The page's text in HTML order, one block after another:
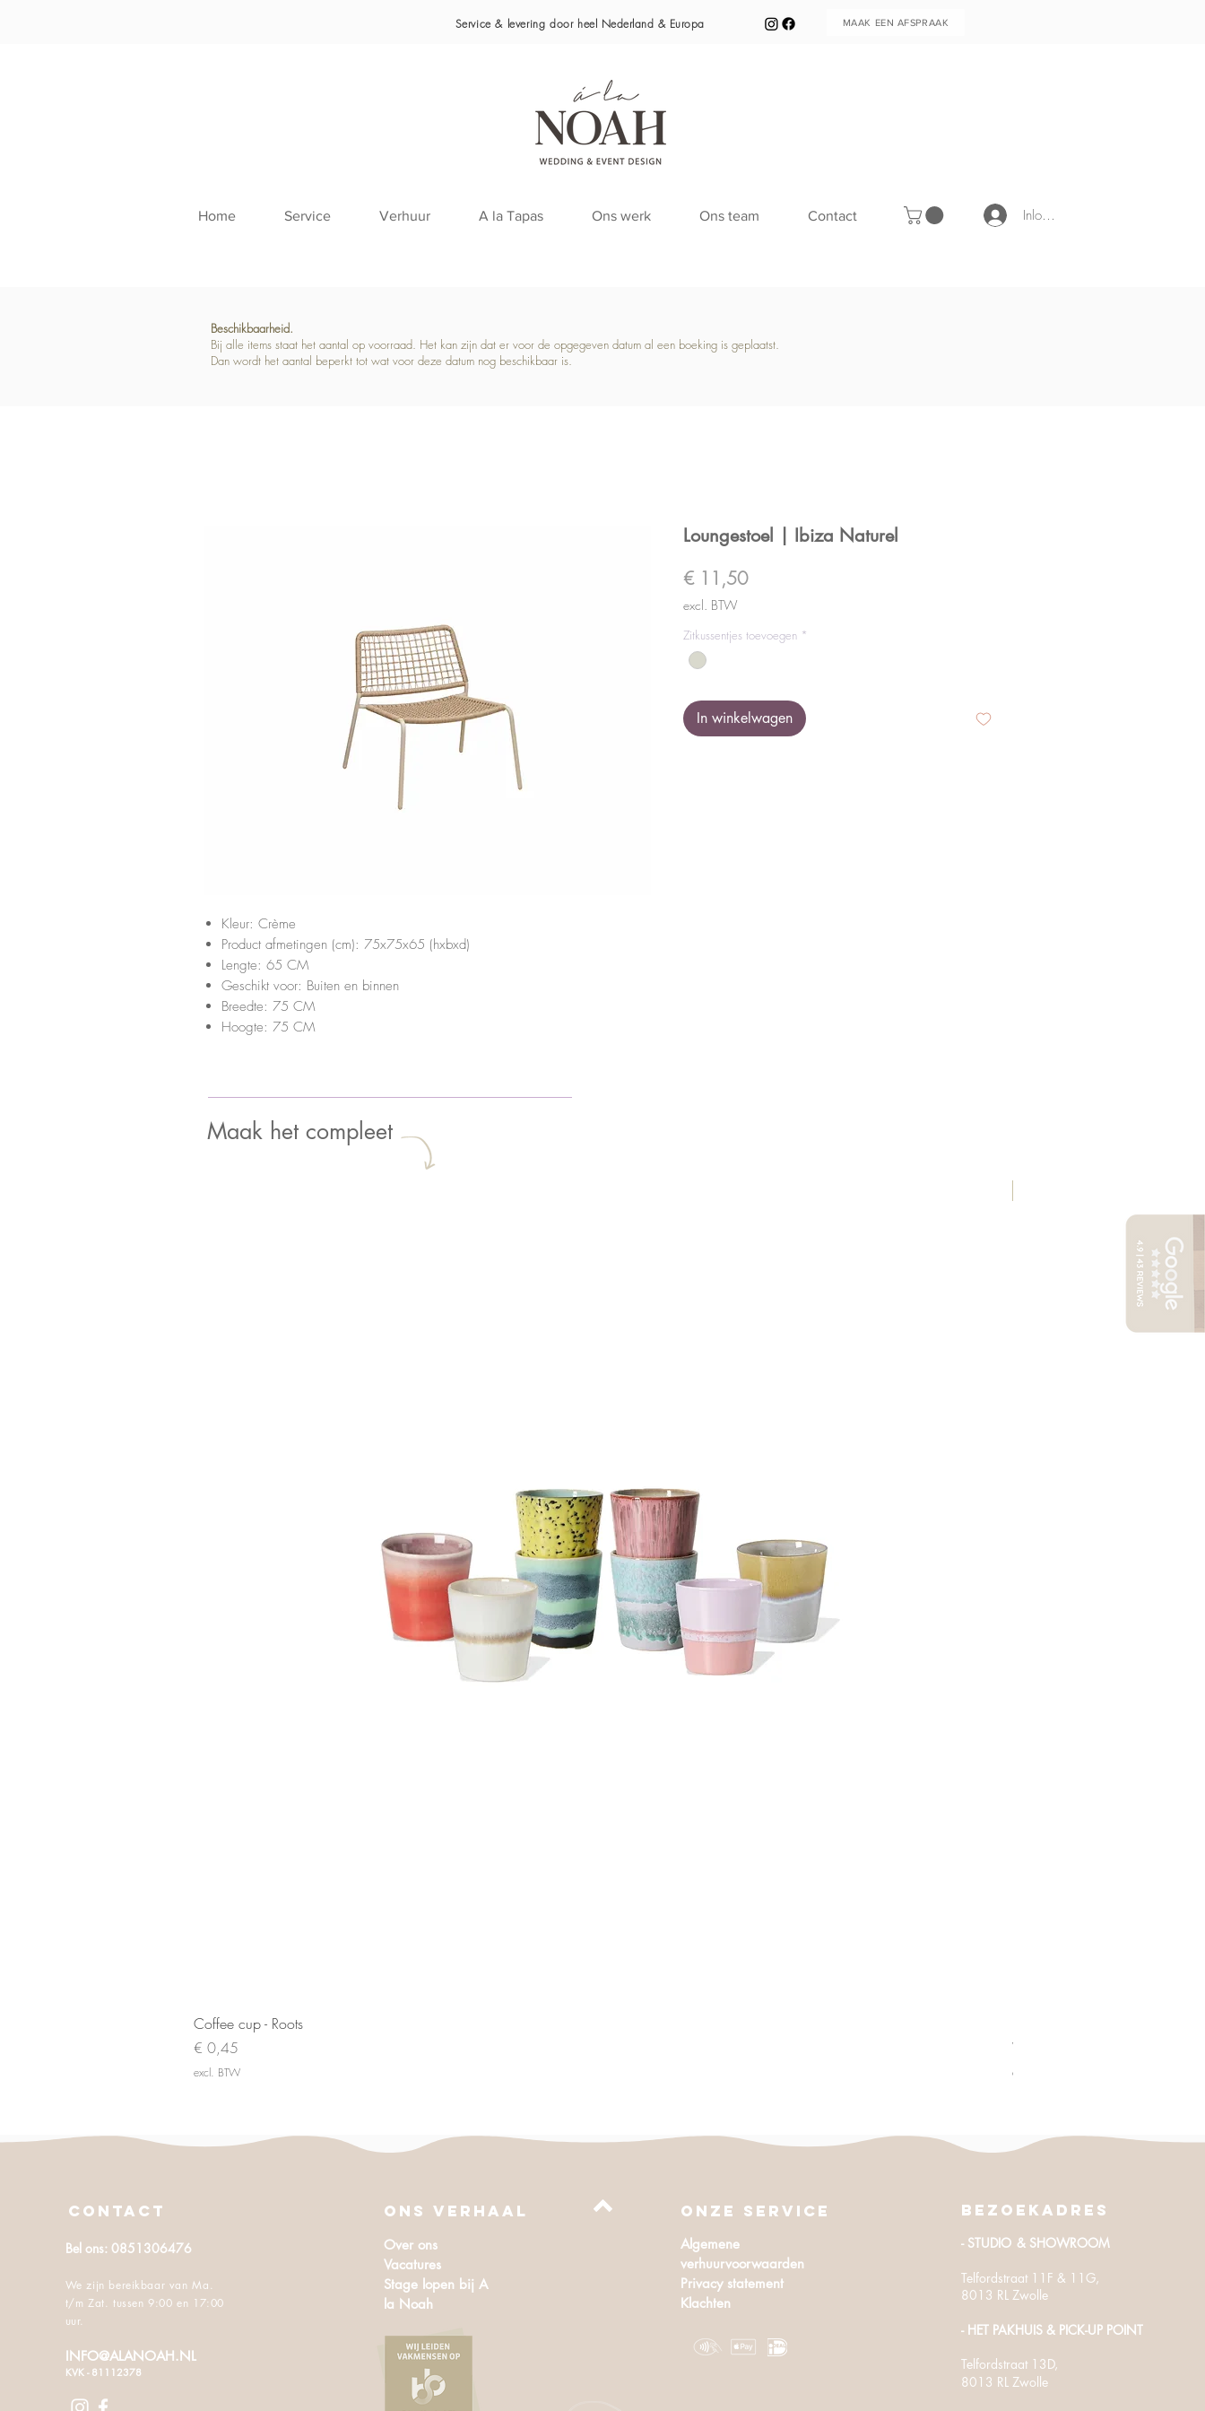
Service & levering door heel Nederland & Europa MAAK EEN AFSPRAAK
Home Service Verhuur A la Tapas Ons werk Ons team Contact Inloggen
Beschikbaarheid.
Bij alle items staat het aantal op voorraad. Het kan zijn dat er voor de opgegeven datum al een boeking is geplaatst.
Dan wordt het aantal beperkt tot wat voor deze datum nog beschikbaar is.
Kleur: Crème
Product afmetingen (cm): 75x75x65 (hxbxd)
Lengte: 65 CM
Geschikt voor: Buiten en binnen
Breedte: 75 CM
Hoogte: 75 CM
Loungestoel | Ibiza Naturel
€ 11,50Prijs
excl. BTW
Zitkussentjes toevoegen *
In winkelwagen
Maak het compleet
Coffee cup - Roots
Prijs
€ 0,45
excl. BTW
Vanaf
Verkoopprijs
excl. BTW
CONTACT
Bel ons: 0851306476
We zijn bereikbaar van Ma.
t/m Zat. tussen 9:00 en 17:00
uur.
INFO@ALANOAH.NL
KVK - 81112378
ONS VERHAAL
Over ons
Vacatures
Stage lopen bij A
la Noah
Onze service
Algemene
verhuurvoorwaarden
Privacy statement
Klachten
Bezoekadres
- STUDIO & SHOWROOM
Telfordstraat 11F & 11G,
8013 RL Zwolle
- HET PAKHUIS​ & PICK-UP POINT
Telfordstraat13D,
8013 RL Zwolle